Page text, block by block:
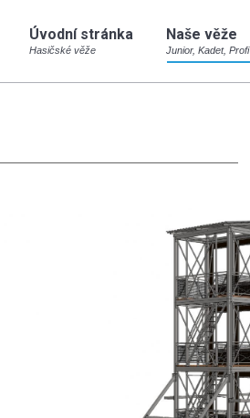
Úvodní stránka
Hasičské věže
Naše věže
Junior, Kadet, Profi
Úvodní stránka
Hasičské věže
Naše věže
Junior, Kadet, Profi